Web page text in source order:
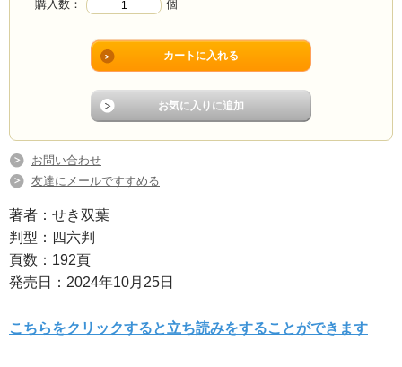
購入数： 個
お問い合わせ
友達にメールですすめる
著者：せき双葉
判型：四六判
頁数：192頁
発売日：2024年10月25日
こちらをクリックすると立ち読みをすることができます